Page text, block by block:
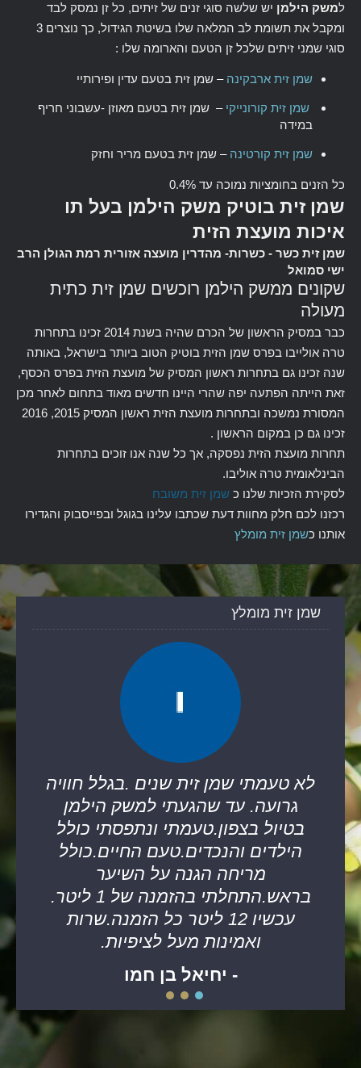
למשק הילמן יש שלשה סוגי זנים של זיתים, כל זן נמסק לבד
ומקבל את תשומת לב המלאה שלו בשיטת הגידול, כך נוצרים 3
סוגי שמני זיתים שלכל זן הטעם והארומה שלו :
שמן זית ארבקינה – שמן זית בטעם עדין ופירותיי
שמן זית קורונייקי – שמן זית בטעם מאוזן -עשבוני חריף
במידה
שמן זית קורטינה – שמן זית בטעם מריר וחזק
כל הזנים בחומציות נמוכה עד 0.4%
שמן זית בוטיק משק הילמן בעל תו
איכות מועצת הזית
שמן זית כשר - כשרות- מהדרין מועצה אזורית רמת הגולן הרב
ישי סמואל
שקונים ממשק הילמן רוכשים שמן זית כתית
מעולה
כבר במסיק הראשון של הכרם שהיה בשנת 2014 זכינו בתחרות
טרה אולייבו בפרס שמן הזית בוטיק הטוב ביותר בישראל, באותה
שנה זכינו גם בתחרות ראשון המסיק של מועצת הזית בפרס הכסף,
זאת הייתה הפתעה יפה שהרי היינו חדשים מאוד בתחום לאחר מכן
המסורת נמשכה ובתחרות מועצת הזית ראשון המסיק 2015, 2016
זכינו גם כן במקום הראשון .
תחרות מועצת הזית נפסקה, אך כל שנה אנו זוכים בתחרות
הבינלאומית טרה אוליבו.
לסקירת הזכיות שלנו כ שמן זית משובח
רכזנו לכם חלק מחוות דעת שכתבו עלינו בגוגל ובפייסבוק והגדירו
אותנו כשמן זית מומלץ
שמן זית מומלץ
לא טעמתי שמן זית שנים .בגלל חוויה
גרועה. עד שהגעתי למשק הילמן
בטיול בצפון.טעמתי ונתפסתי כולל
הילדים והנכדים.טעם החיים.כולל
מריחה הגנה על השיער
בראש.התחלתי בהזמנה של 1 ליטר.
עכשיו 12 ליטר כל הזמנה.שרות
ואמינות מעל לציפיות.
- יחיאל בן חמו
1
2
3